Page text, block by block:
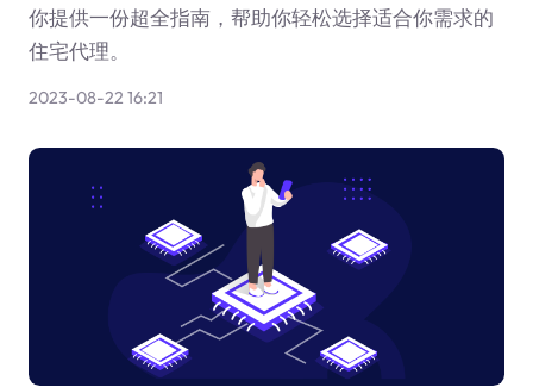
你提供一份超全指南，帮助你轻松选择适合你需求的
住宅代理。
2023-08-22 16:21